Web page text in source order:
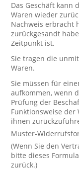
Das Geschäft kann
Waren wieder
Nachweis erbracht
zurückgesandt
Zeitpunkt ist.
Sie tragen die
Waren.
Sie müssen für
aufkommen, wenn
Prüfung der
Funktionsweise
ihnen
Muster-
(Wenn Sie den
bitte dieses
zurück.)